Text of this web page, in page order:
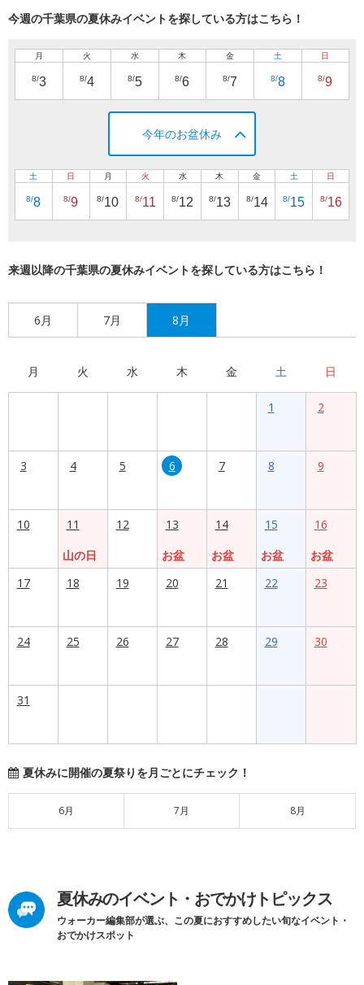
今週の千葉県の夏休みイベントを探している方はこちら！
月
8/3
火
8/4
水
8/5
木
8/6
金
8/7
土
8/8
日
8/9
今年のお盆休み
土
8/8
日
8/9
月
8/10
火
8/11
水
8/12
木
8/13
金
8/14
土
8/15
日
8/16
来週以降の千葉県の夏休みイベントを探している方はこちら！
6月 7月 8月
月 火 水 木 金 土 日
1 2
3 4 5 6 7 8 9
10
11
山の日
12
13
お盆
14
お盆
15
お盆
16
お盆
17
18 19 20 21 22 23
24 25 26 27 28 29 30
31
夏休みに開催の夏祭りを月ごとにチェック！
6月 7月 8月
夏休みのイベント・おでかけトピックス
ウォーカー編集部が選ぶ、この夏におすすめしたい旬なイベント・
おでかけスポット